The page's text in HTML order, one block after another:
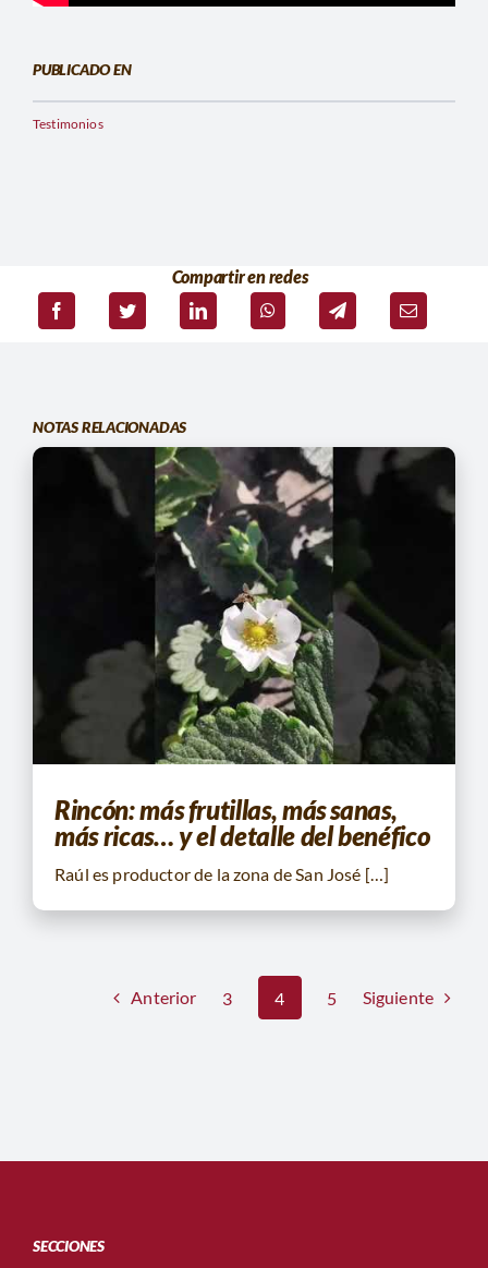
PUBLICADO EN
Testimonios
Compartir en redes
NOTAS RELACIONADAS
Rincón: más frutillas, más sanas,
más ricas… y el detalle del benéfico
Raúl es productor de la zona de San José […]
Anterior 3 4 5 Siguiente
SECCIONES